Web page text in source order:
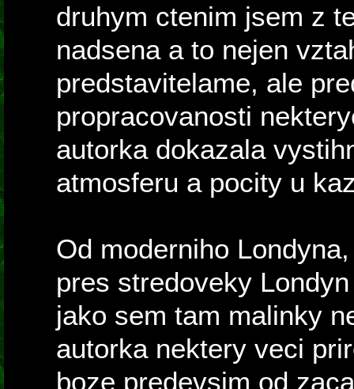
druhym ctenim jsem z
nadsena a to nejen
predstavitelame, ale
propracovanosti
autorka dokazala
atmosferu a pocity u
Od moderniho
pres stredoveky
jako sem tam malinky
autorka nektery veci
boze predevsim od